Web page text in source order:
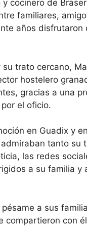
cocinero de
familiares,
años disfrutaron
trato cercano,
hostelero
gracias a una
el oficio.
en Guadix y
tanto su
las redes
a su familia y
a sus
compartieron con